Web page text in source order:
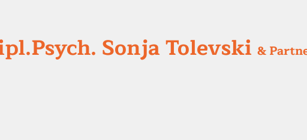
Sonja Tolevski &